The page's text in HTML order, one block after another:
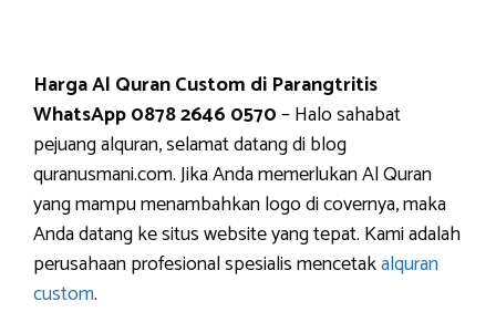
Harga Al Quran Custom di Parangtritis
WhatsApp 0878 2646 0570– Halo sahabat
pejuang alquran, selamat datang di blog
quranusmani.com. Jika Anda memerlukan Al Quran
yang mampu menambahkan logo di covernya, maka
Anda datang ke situs website yang tepat. Kami adalah
perusahaan profesional spesialis mencetakalquran
custom.